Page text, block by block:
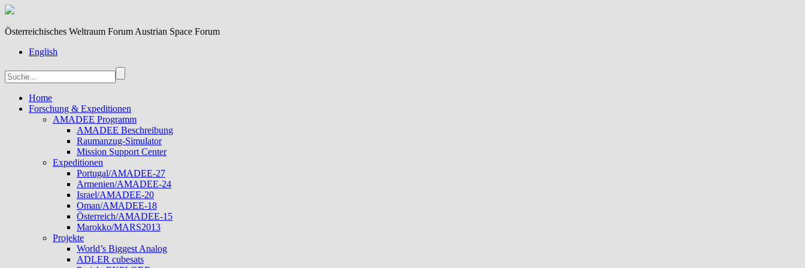
Österreichisches Weltraum Forum Austrian Space Forum
English
Home
Forschung & Expeditionen
AMADEE Programm
AMADEE Beschreibung
Raumanzug-Simulator
Mission Support Center
Expeditionen
Portugal/AMADEE-27
Armenien/AMADEE-24
Israel/AMADEE-20
Oman/AMADEE-18
Österreich/AMADEE-15
Marokko/MARS2013
Projekte
World’s Biggest Analog
ADLER cubesats